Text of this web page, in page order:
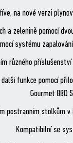
na nové verzi
a zelenině pomocí
systému
různého
funkce pomocí
Gourmet BBQ
postranním stolkům
Kompatibilní se